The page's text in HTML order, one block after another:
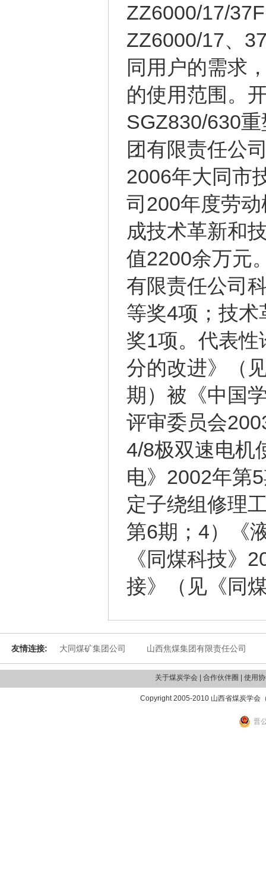
ZZ6000/17/
ZZ6000/17、
同用户的需求
的使用范围。
SGZ830/630
团有限责任公
2006年大同市
司200年度劳
成技术革新和
值2200余万元
有限责任公司
等奖4项；技
奖1项。代表
分的改进》（
期）被《中国
评审委员会
4/8极双速电机
电》2002年第
定子绕组修理
第6期；4）《
《同煤科技》
接》（见《同
友情连接: 大同煤矿集团公司 山西焦煤集团有限责任公司
关于煤炭学会 | 合作伙伴圈 | 使用
Copyright 2005-2010 山西省煤炭学会
晋